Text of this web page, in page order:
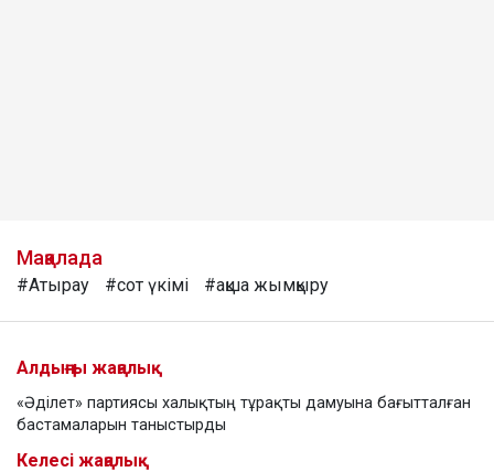
Мақалада
#Атырау #сот үкімі #ақша жымқыру
Алдыңғы жаңалық
«Әділет» партиясы халықтың тұрақты дамуына бағытталған
бастамаларын таныстырды
Келесі жаңалық